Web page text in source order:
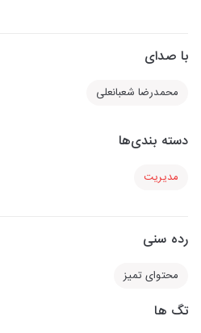
با صدای
محمدرضا شعبانعلی
دسته بندی‌ها
مدیریت
رده سنی
محتوای تمیز
تگ ها